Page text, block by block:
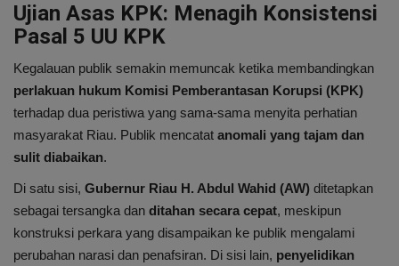
Ujian Asas KPK: Menagih Konsistensi
Pasal 5 UU KPK
Kegalauan publik semakin memuncak ketika membandingkan
perlakuan hukum Komisi Pemberantasan Korupsi (KPK)
terhadap dua peristiwa yang sama-sama menyita perhatian
masyarakat Riau. Publik mencatat anomali yang tajam dan
sulit diabaikan.
Di satu sisi, Gubernur Riau H. Abdul Wahid (AW) ditetapkan
sebagai tersangka dan ditahan secara cepat, meskipun
konstruksi perkara yang disampaikan ke publik mengalami
perubahan narasi dan penafsiran. Di sisi lain, penyelidikan